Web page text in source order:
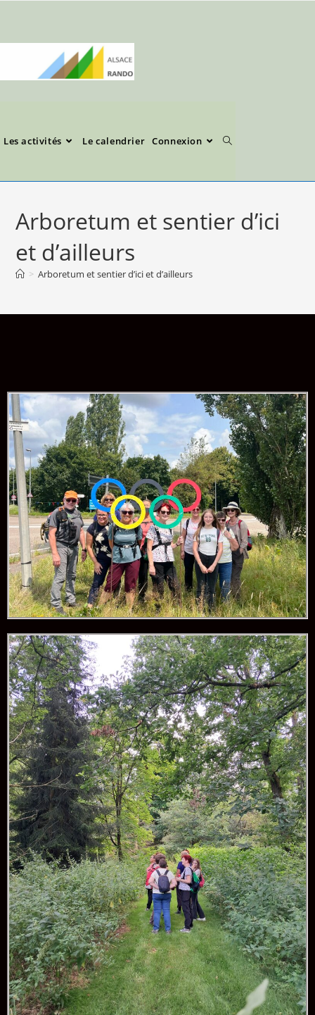
Les activités Le calendrier Connexion
Arboretum et sentier d’ici
et d’ailleurs
> Arboretum et sentier d’ici et d’ailleurs